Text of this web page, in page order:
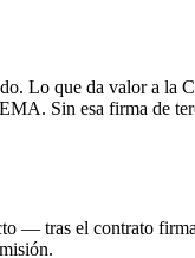
Lo que da valor a la
Sin esa firma de
— tras el contrato